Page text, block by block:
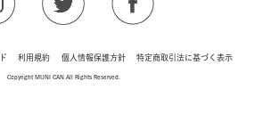
利用規約 個人情報保護方針 特定商取引法に基づく表示
Copyright MUNI CAN All Rights Reserved.